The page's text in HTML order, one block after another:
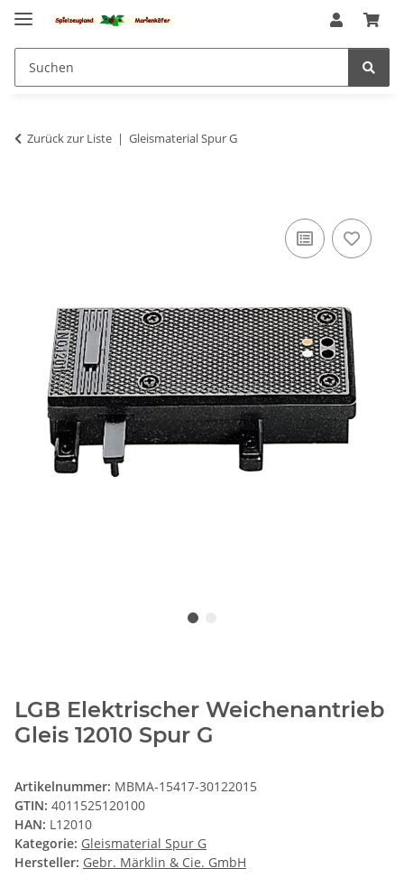
Zurück zur Liste Gleismaterial Spur G
LGB Elektrischer Weichenantrieb
Gleis 12010 Spur G
Artikelnummer: MBMA-15417-30122015
GTIN: 4011525120100
HAN: L12010
Kategorie: Gleismaterial Spur G
Hersteller: Gebr. Märklin & Cie. GmbH